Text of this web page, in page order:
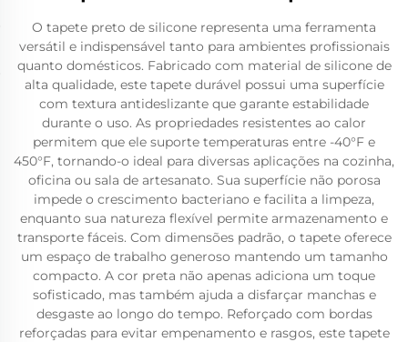
O tapete preto de silicone representa uma ferramenta
versátil e indispensável tanto para ambientes profissionais
quanto domésticos. Fabricado com material de silicone de
alta qualidade, este tapete durável possui uma superfície
com textura antideslizante que garante estabilidade
durante o uso. As propriedades resistentes ao calor
permitem que ele suporte temperaturas entre -40°F e
450°F, tornando-o ideal para diversas aplicações na cozinha,
oficina ou sala de artesanato. Sua superfície não porosa
impede o crescimento bacteriano e facilita a limpeza,
enquanto sua natureza flexível permite armazenamento e
transporte fáceis. Com dimensões padrão, o tapete oferece
um espaço de trabalho generoso mantendo um tamanho
compacto. A cor preta não apenas adiciona um toque
sofisticado, mas também ajuda a disfarçar manchas e
desgaste ao longo do tempo. Reforçado com bordas
reforçadas para evitar empenamento e rasgos, este tapete